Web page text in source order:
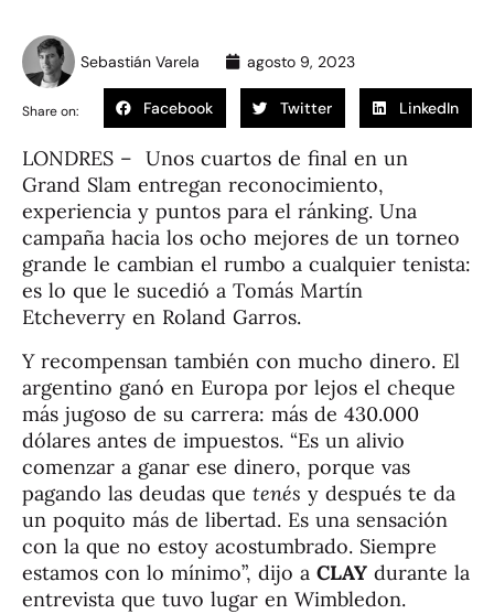
Sebastián Varela agosto 9, 2023
Share on: Facebook Twitter LinkedIn
LONDRES – Unos cuartos de final en un
Grand Slam entregan reconocimiento,
experiencia y puntos para el ránking. Una
campaña hacia los ocho mejores de un torneo
grande le cambian el rumbo a cualquier tenista:
es lo que le sucedió a Tomás Martín
Etcheverry en Roland Garros.
Y recompensan también con mucho dinero. El
argentino ganó en Europa por lejos el cheque
más jugoso de su carrera: más de 430.000
dólares antes de impuestos. “Es un alivio
comenzar a ganar ese dinero, porque vas
pagando las deudas que tenés y después te da
un poquito más de libertad. Es una sensación
con la que no estoy acostumbrado. Siempre
estamos con lo mínimo”, dijo a CLAY durante la
entrevista que tuvo lugar en Wimbledon.